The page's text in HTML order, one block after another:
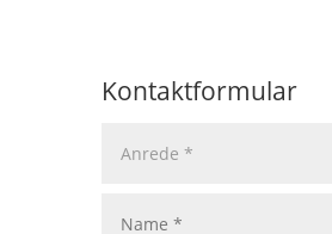
Kontaktformular